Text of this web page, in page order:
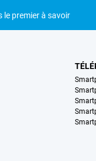
le premier à savoir